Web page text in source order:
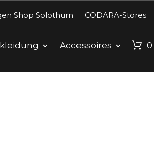
Shop Solothurn CODARA-Stores
Accessoires 0